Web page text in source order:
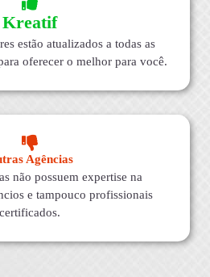
Kreatif
estão atualizados a todas as
oferecer o melhor para você.
Agências
não possuem expertise na
e tampouco profissionais
certificados.